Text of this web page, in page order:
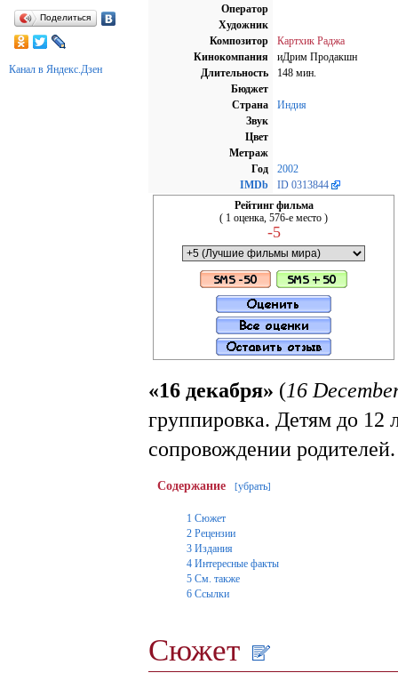
Поделиться
Канал в Яндекс.Дзен
Оператор
Художник
Композитор
Картхик Раджа
Кинокомпания
иДрим Продакшн
Длительность
148 мин.
Бюджет
Страна
Индия
Звук
Цвет
Метраж
Год
2002
IMDb
ID 0313844
Рейтинг фильма
( 1 оценка, 576-е место )
-5
«16 декабря» (16
группировка. Детям до 12
сопровождении родителей.
Содержание [убрать]
1 Сюжет
2 Рецензии
3 Издания
4 Интересные факты
5 См. также
6 Ссылки
Сюжет